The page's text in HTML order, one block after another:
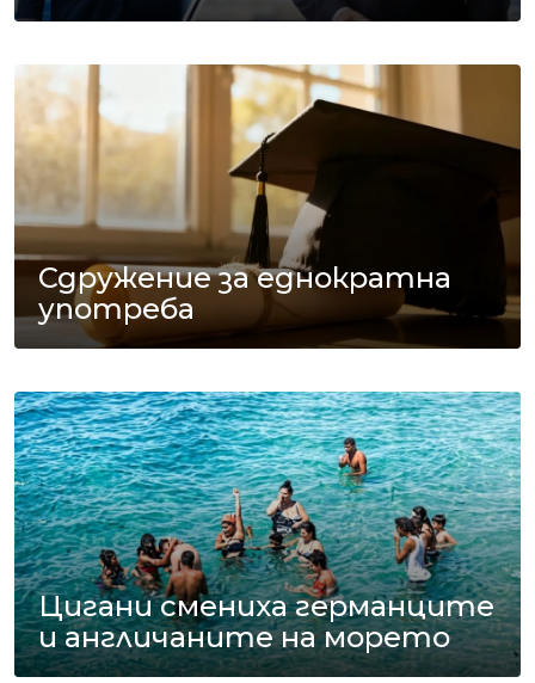
Сдружение за еднократна
употреба
Цигани смениха германците
и англичаните на морето